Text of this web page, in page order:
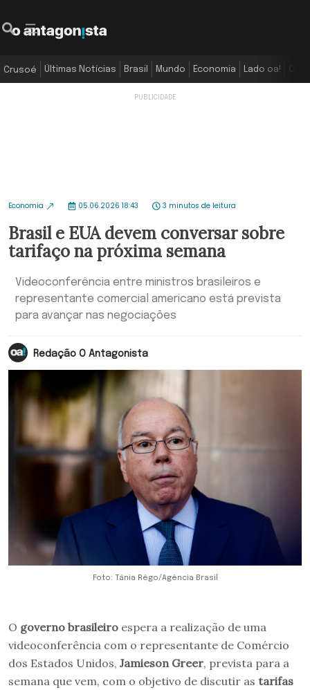
Crusoé Últimas Notícias Brasil Mundo Economia Lado oa!
Economia 05.06.2026 18:43 3 minutos de leitura
Brasil e EUA devem conversar sobre
tarifaço na próxima semana
Videoconferência entre ministros brasileiros e
representante comercial americano está prevista
para avançar nas negociações
Redação O Antagonista
Foto: Tânia Rêgo/Agência Brasil
O governo brasileiro espera a realização de uma
videoconferência com o representante de Comércio
dos Estados Unidos, Jamieson Greer, prevista para a
semana que vem, com o objetivo de discutir as tarifas